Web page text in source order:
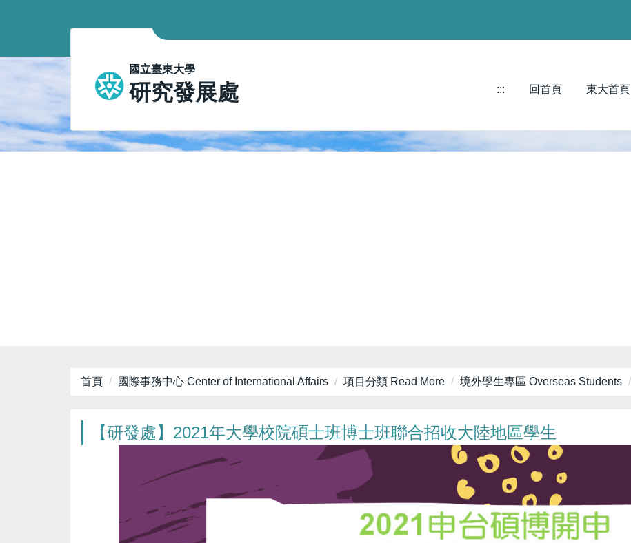
要
國立臺東大學
研究發展處 ::: 回首頁 東大首頁
首頁 國際事務中心 Center of International Affairs 項目分類 Read More 境外學生專區 Overseas Students
【研發處】2021年大學校院碩士班博士班聯合招收大陸地區學生